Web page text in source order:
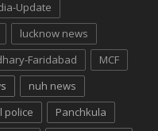
Update
lucknow news
Faridabad
MCF
nuh news
police Panchkula